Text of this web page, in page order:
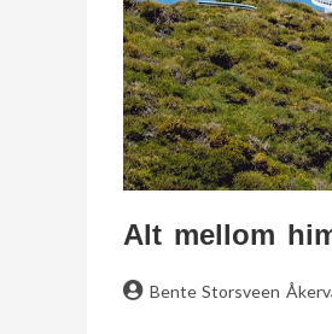
Alt mellom
Bente Storsveen